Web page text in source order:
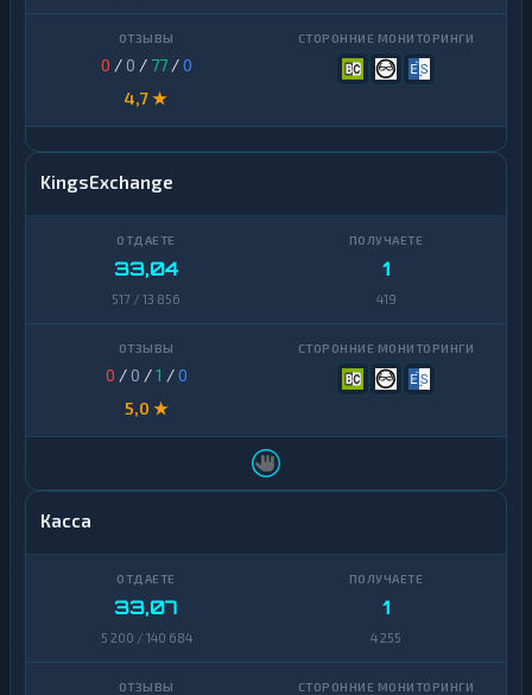
0 / 0 / 77/0
4,7 ★
KingsExchange
33,04
517 / 13 856
1
419
0 / 0 /1 /0
5,0 ★
Касса
33,07
5 200 / 140 684
1
4 255